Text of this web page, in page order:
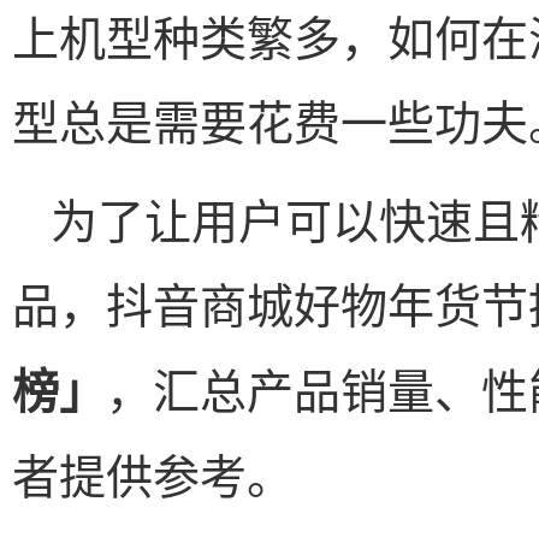
上机型种类繁多，如何
型总是需要花费一些功
为了让用户可以快速
品，抖音商城好物年货
榜」 ，汇总产品销量、
者提供参考。